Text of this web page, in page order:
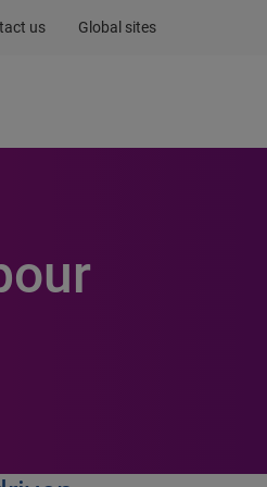
us Global sites